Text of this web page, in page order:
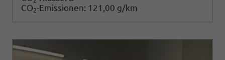
CO2-Emissionen: 121,00 g/km